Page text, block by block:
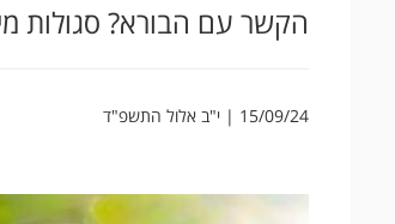
הקשר עם הבורא? סגולות
15/09/24 | י"ב אלול התשפ"ד